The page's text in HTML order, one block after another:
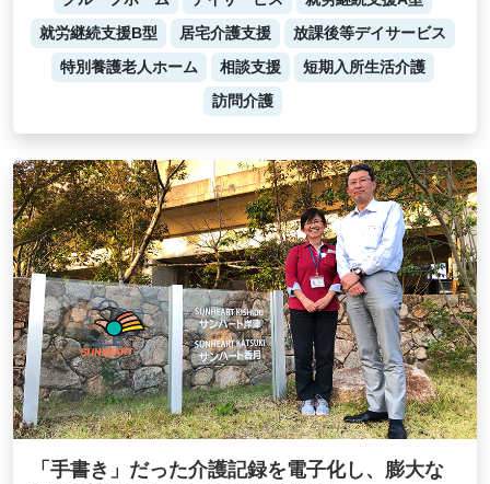
就労継続支援B型
居宅介護支援
放課後等デイサービス
特別養護老人ホーム
相談支援
短期入所生活介護
訪問介護
「手書き」だった介護記録を電子化し、膨大な